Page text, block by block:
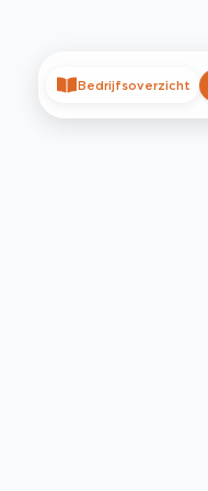
Bedrijfsoverzicht